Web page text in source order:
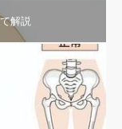
解説